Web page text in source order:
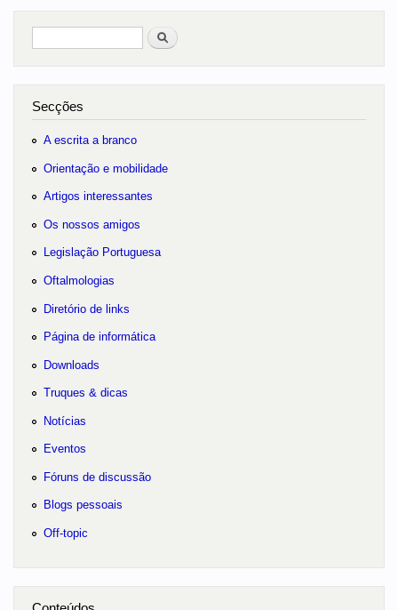
Pesquisar
Secções
A escrita a branco
Orientação e mobilidade
Artigos interessantes
Os nossos amigos
Legislação Portuguesa
Oftalmologias
Diretório de links
Página de informática
Downloads
Truques & dicas
Notícias
Eventos
Fóruns de discussão
Blogs pessoais
Off-topic